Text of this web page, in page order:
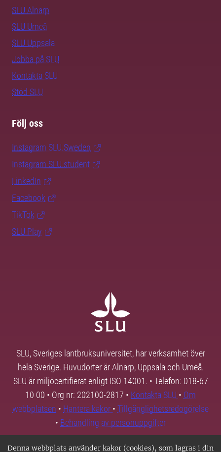
Denna webbplats använder kakor (cookies), som lagras i din
SLU Alnarp
SLU Umeå
SLU Uppsala
Jobba på SLU
Kontakta SLU
Stöd SLU
Följ oss
Instagram SLU.Sweden
Instagram SLU.student
LinkedIn
Facebook
TikTok
SLU Play
SLU, Sveriges lantbruksuniversitet, har verksamhet över
hela Sverige. Huvudorter är Alnarp, Uppsala och Umeå.
SLU är miljöcertifierat enligt ISO 14001. • Telefon: 018-67
10 00 • Org nr: 202100-2817 • Kontakta SLU • Om
webbplatsen • Hantera kakor • Tillgänglighetsredogörelse
• Behandling av personuppgifter